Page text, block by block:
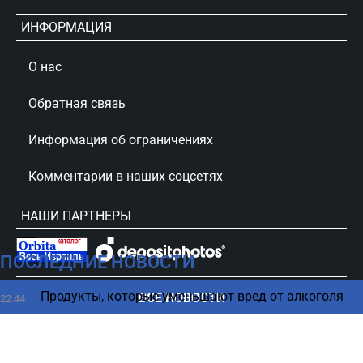
ПОСЛЕДНИЕ НОВОСТИ
22:44 Продукты, которые уменьшают вред от алкоголя
ВСЕ НОВОСТИ
ИНФОРМАЦИЯ
О нас
Обратная связь
Информация об ограничениях
Комментарии в наших соцсетях
НАШИ ПАРТНЕРЫ
сursorinfo.co.il © Все права защищены